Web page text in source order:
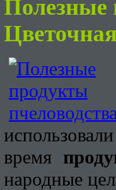
Полезные
время
народные